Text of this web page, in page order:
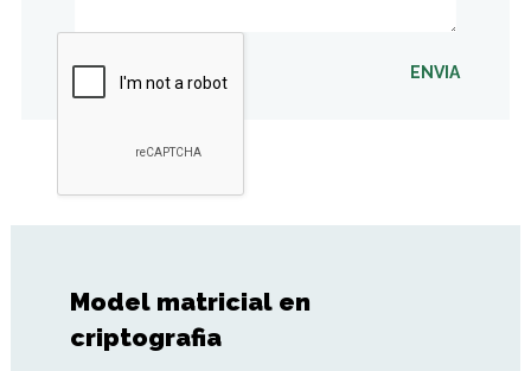
ENVIA
Model matricial en
criptografia